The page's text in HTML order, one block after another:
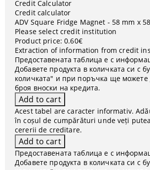
Credit Calculator
Credit calculator
ADV Square Fridge Magnet - 58 mm x
Please select credit institution
Product price: 0.60€
Extraction of information from credit
Предоставената таблица е с
Добавете продукта в количката си с
количката" и при поръчка ще можете
броя вноски на кредита.
Acest tabel are caracter informativ.
în coșul de cumpărături unde veți
cererii de creditare.
Предоставената таблица е с
Добавете продукта в количката си с